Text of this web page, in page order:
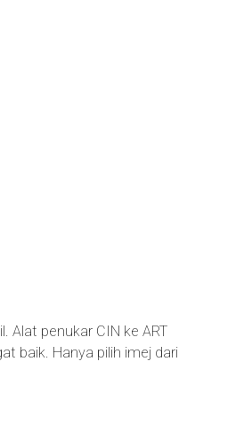
Alat penukar CIN ke ART
baik. Hanya pilih imej dari